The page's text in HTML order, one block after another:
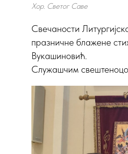
Хор. Светог Саве
Свечаности
празничне блажене
Вукашиновић.
Служашчим